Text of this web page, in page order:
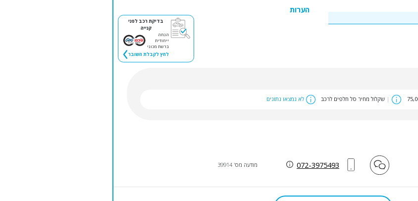
הערות
בדיקת רכב לפני
קנייה
הנחה
ייחודית
ברשת מכוני
לחץ לקבלת השובר
| שקלול מחיר סל חלפים לרכב לא נמצאו נתונים
072-3975493 מודעה מס' 39914